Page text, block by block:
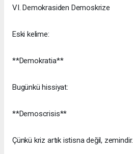
VI. Demokrasiden Demoskrize
Eski kelime:
**Demokratia**
Bugünkü hissiyat:
**Demoscrisis**
Çünkü kriz artık istisna değil, zemindir.